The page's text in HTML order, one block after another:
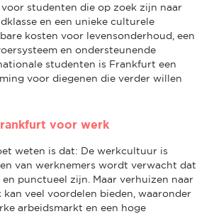
studenten die op zoek zijn naar
en een unieke culturele
kosten voor levensonderhoud, een
en ondersteunende
studenten is Frankfurt een
voor diegenen die verder willen
voor werk
weten is dat: De werkcultuur is
van werknemers wordt verwacht dat
punctueel zijn. Maar verhuizen naar
veel voordelen bieden, waaronder
arbeidsmarkt en een hoge